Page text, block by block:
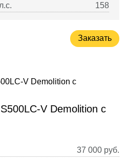
158
Заказать
V Demolition с
37 000 руб.